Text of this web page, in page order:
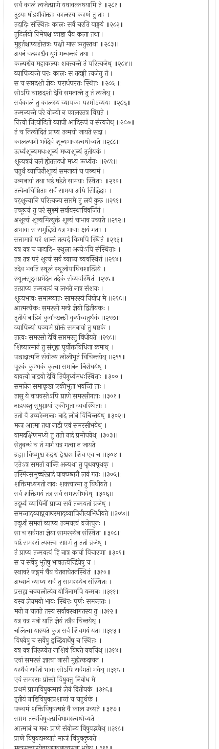
सर्वं कालं त्यजेत्प्राणे यथावत्कथयामि ते ॥२८१॥
तुटयः षोडशैवोक्ताः कालस्य करणं तु ताः ।
तदादिः संस्थितः कालः सर्वं चरति वाङ्मयं ॥२८२॥
तुटिर्लवो निमेषश्च काष्ठा चैव कला तथा ।
मुहूर्तश्चाप्यहोरात्रः पक्षो मास ऋतुस्तथा ॥२८३॥
अयनं वत्सरश्चैव युगं मन्वन्तरं तथा ।
कल्पश्चैव महाकल्पः शक्त्यन्ते तं परित्यजेथ् ॥२८४॥
व्यापिन्यन्ते परः कालः स तदङ्गी त्यजेत्तु तं ।
स च सप्तदशो ज्ञेयः परार्धपरतः स्थितः ॥२८५ ॥
सोऽपि चाष्टादशो देवि समनान्ते तु तं त्यजेथ् ।
सर्वकालं तु कालस्य व्यापकः परमोऽव्ययः ॥२८६॥
उन्मन्यन्ते परे योज्यो न कालस्तत्र विद्यते ।
नित्यो नित्योदितो व्यापी आदिरूपं न संत्यजेथ् ॥२८७॥
तं च नित्योदितं प्राप्य तन्मयो जायते सदा ।
कालत्यागो भवेदेवं शून्यभावस्त्वथोच्यते ॥२८८॥
ऊर्ध्वशून्यमधःशून्यं मध्यशून्यं तृतीयकं ।
शून्यत्रयं चलं ह्येतत्तदधो मध्य ऊर्ध्वतः ॥२८९॥
चतुर्थं व्यापिनीशून्यं समनायां च पञ्चमं ।
उन्मनायां तथा षष्ठं षडेते सामयाः स्थिताः ॥२९०॥
तत्त्वेनाधिष्ठिताः सर्वे सामया अपि सिद्धिदाः ।
षट्शून्यानि परित्यज्य सप्तमे तु लयं कुरु ॥२९१॥
तच्छून्यं तु परं सूक्ष्मं सर्वावस्थाविवर्जितं ।
अशून्यं शून्यमित्युक्तं शून्यं चाभाव उच्यते ॥२९२॥
अभावः स समुद्दिष्टो यत्र भावाः क्षयं गताः ।
सत्तामात्रं परं शान्तं तत्पदं किमपि स्थितं ॥२९३॥
यत्र यत्र च नादादि- स्थूला अन्येऽपि संस्थिताः ।
तत्र तत्र परं शून्यं सर्वं व्याप्य व्यवस्थितं ॥२९४॥
तदेव भवति स्थूलं स्थूलोपाधिवशात्प्रिये ।
स्थूलसूक्ष्मप्रभेदेन तदेकं संव्यवस्थितं ॥२९५॥
तत्प्राप्य तन्मयत्वं च लभते नात्र संशयः ।
शून्यभावः समाख्यातः सामरस्यं निबोध मे ॥२९६॥
आत्मन्येकः समरसो मन्त्रे ज्ञेयो द्वितीयकः ।
तृतीयं नाडिगं कुर्याच्छक्तौ कुर्याच्चतुर्थकं ॥२९७॥
व्यापिन्यां पञ्चमं प्रोक्तं समनायां तु षष्ठकं ।
तात्वः समरसो देवि सप्तमस्तु विधीयते ॥२९८॥
शिष्यात्मानं तु संगृह्य पूर्वोक्तविधिना क्रमाथ् ।
पश्चादात्मनि संयोज्य लोलीभूतं विचिन्तयेथ् ॥२९९॥
पूरकं कुम्भकं कृत्वा समानेन निरोधयेथ् ।
यावत्यो नाडयो देवि तिर्यगूर्ध्वमधःस्थिताः ॥३००॥
समानेन समाकृष्टा एकीभूता भवन्ति ताः ।
तासु ये वायवस्तेऽपि प्राणे समरसीगताः ॥३०१॥
नाडयस्तु सुषुम्नायां एकीभूता व्यवस्थिताः ।
ततो वै उच्चरेन्मन्त्रः नादे लीनं विचिन्तयेथ् ॥३०२॥
मन्त्र आत्मा तथा नाडी एवं समरसीभवेथ् ।
वामदक्षिणमध्ये तु ततो नादं प्रमोचयेथ् ॥३०३॥
सेतुबन्धं च तं मार्गं यत्र गत्वा न जायते ।
ब्रह्मा विष्णुश्च रुद्रश्च ईश्वरः शिव एव च ॥३०४॥
एतेऽत्र समतां यान्ति अन्यथा तु पृथक्पृथक् ।
तस्मिन्समुच्चरेन्नादं यावच्छक्तौ लयं गतः ॥३०५॥
शक्तिमध्यगतो नादः शक्त्यात्मा तु विधीयते ।
सर्वं शक्तिमयं तत्र सर्वं समरसीभवेथ् ॥३०६॥
तदूर्ध्वं व्यापिनीं प्राप्य सर्वं तन्मयतां व्रजेथ् ।
समन्ताद्व्याप्नुयाद्यस्माद्व्यापिनीत्यभिधीयते ॥३०७॥
तदूर्ध्वं समनां व्याप्य तन्मयत्वं व्रजेत्पुनः ।
सा च सर्वगता ज्ञेया सामरस्येन संस्थिता ॥३०८॥
षष्ठं समरसं त्यक्त्वा सप्तमं तु ततो व्रजेथ् ।
तं प्राप्य तन्मयत्वं हि नात्र कार्या विचारणा ॥३०९॥
स च सर्वेषु भूतेषु भावतत्वेन्द्रियेषु च ।
स्थावरं जङ्गमं चैव चेतनाचेतनस्थितं ॥३१०॥
अध्वानं व्याप्य सर्वं तु सामरस्येन संस्थितः ।
प्रसह्य चञ्चलीत्येव योगिनामपि यन्मनः ॥३११॥
यस्य ज्ञेयमयो भावः स्थिरः पूर्णः समन्ततः ।
मनो न चलते तस्य सर्वावस्थागतस्य तु ॥३१२॥
यत्र यत्र मनो याति ज्ञेयं तत्रैव चिन्तयेथ् ।
चलित्वा यास्यते कुत्र सर्वं शिवमयं यतः ॥३१३॥
विषयेषु च सर्वेषु इन्द्रियार्थेषु च स्थितः ।
यत्र यत्र निरूप्येत नाशिवं विद्यते क्वचिथ् ॥३१४॥
एवां समरसं ज्ञात्वा नासौ मुह्येत्कदाचन ।
यस्यैवं सर्वतो भावः सोऽपि सर्वगतो भवेथ् ॥३१५॥
एवं समरसः प्रोक्तो विषुवत्तु निबोध मे ।
प्रथमं प्राणविषुवन्मात्रं ज्ञेयं द्वितीयकं ॥३१६॥
तृतीयं नाडिविषुवत्प्रशान्तं च चतुर्थकं ।
पञ्चमं शक्तिविषुवत्षष्ठं वै काल उच्यते ॥३१७॥
सप्तम तत्त्वविषुवत्प्रविभागस्त्वथोच्यते ।
आत्मानं च मनः प्राणे संयोज्य विषुवद्भवेथ् ॥३१८॥
प्राणे विषुवदाख्यातं मान्त्रं विषुवदुच्यते ।